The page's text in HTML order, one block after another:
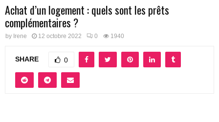
Achat d’un logement : quels sont les prêts
complémentaires ?
by Irene 12 octobre 2022 0 1940
SHARE 0